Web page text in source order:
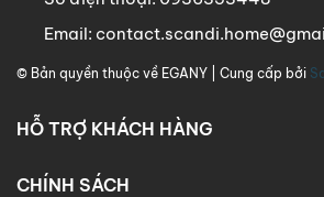
Email:
© Bản quyền thuộc về EGANY | Cung cấp bởi
HỖ TRỢ KHÁCH HÀNG
CHÍNH SÁCH